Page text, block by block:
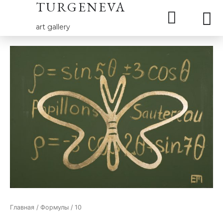
TURGENEVA
art gallery
Главная / Формулы / 10